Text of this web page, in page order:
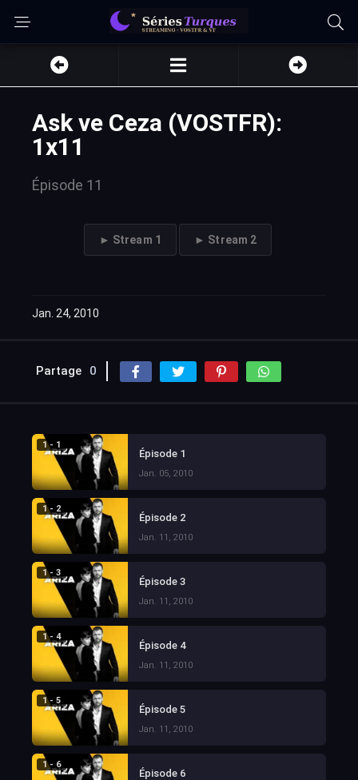
Ask ve Ceza (VOSTFR):
1x11
Épisode 11
► Stream 1 ► Stream 2
Jan. 24, 2010
Partage 0
1 - 1
Épisode 1
Jan. 05, 2010
1 - 2
Épisode 2
Jan. 11, 2010
1 - 3
Épisode 3
Jan. 11, 2010
1 - 4
Épisode 4
Jan. 11, 2010
1 - 5
Épisode 5
Jan. 11, 2010
1 - 6
Épisode 6